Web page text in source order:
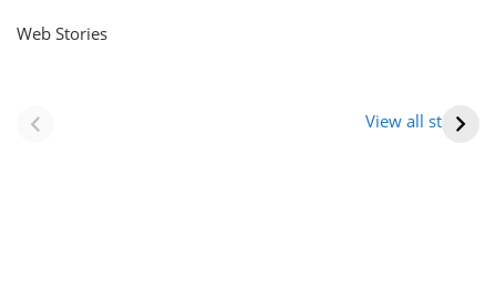
Web Stories
View all stories
(राजस्थान) |
आभूषण (women’s